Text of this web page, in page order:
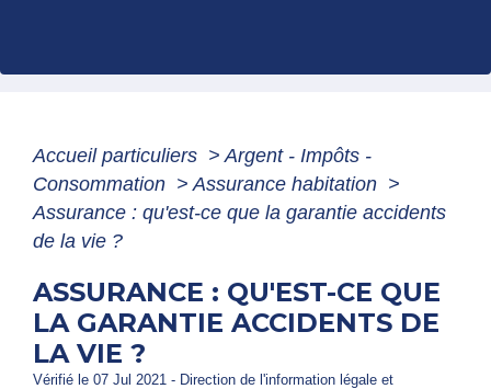
Accueil particuliers > Argent - Impôts -
Consommation > Assurance habitation >
Assurance : qu'est-ce que la garantie accidents
de la vie ?
ASSURANCE : QU'EST-CE QUE
LA GARANTIE ACCIDENTS DE
LA VIE ?
Vérifié le 07 Jul 2021 - Direction de l'information légale et